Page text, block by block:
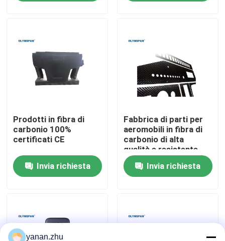
Su di noi
Visita alla fabbrica
Contattaci
Notizie
Autoclave di AAC
Prodotti in fibra di
carbonio 100%
certificati CE
Invia richiesta
Fabbrica di parti per
aeromobili in fibra di
carbonio di alta
qualità e resistente
Invia richiesta
yanan.zhu